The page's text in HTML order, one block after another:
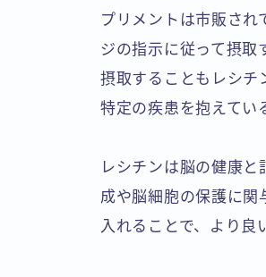
プリメントは市販され
ジの指示に従って摂取
摂取することもレシチ
特定の疾患を抱えてい
レシチンは脳の健康
成や脳細胞の保護に関
入れることで、より良